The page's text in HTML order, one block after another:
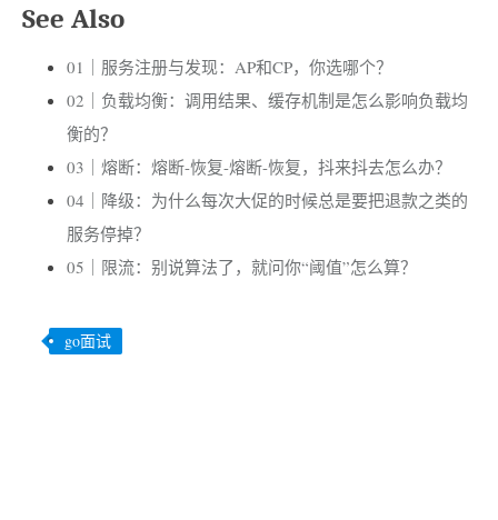
See Also
01｜服务注册与发现：AP和CP，你选哪个？
02｜负载均衡：调用结果、缓存机制是怎么影响负载均
衡的？
03｜熔断：熔断-恢复-熔断-恢复，抖来抖去怎么办？
04｜降级：为什么每次大促的时候总是要把退款之类的
服务停掉？
05｜限流：别说算法了，就问你“阈值”怎么算？
go面试